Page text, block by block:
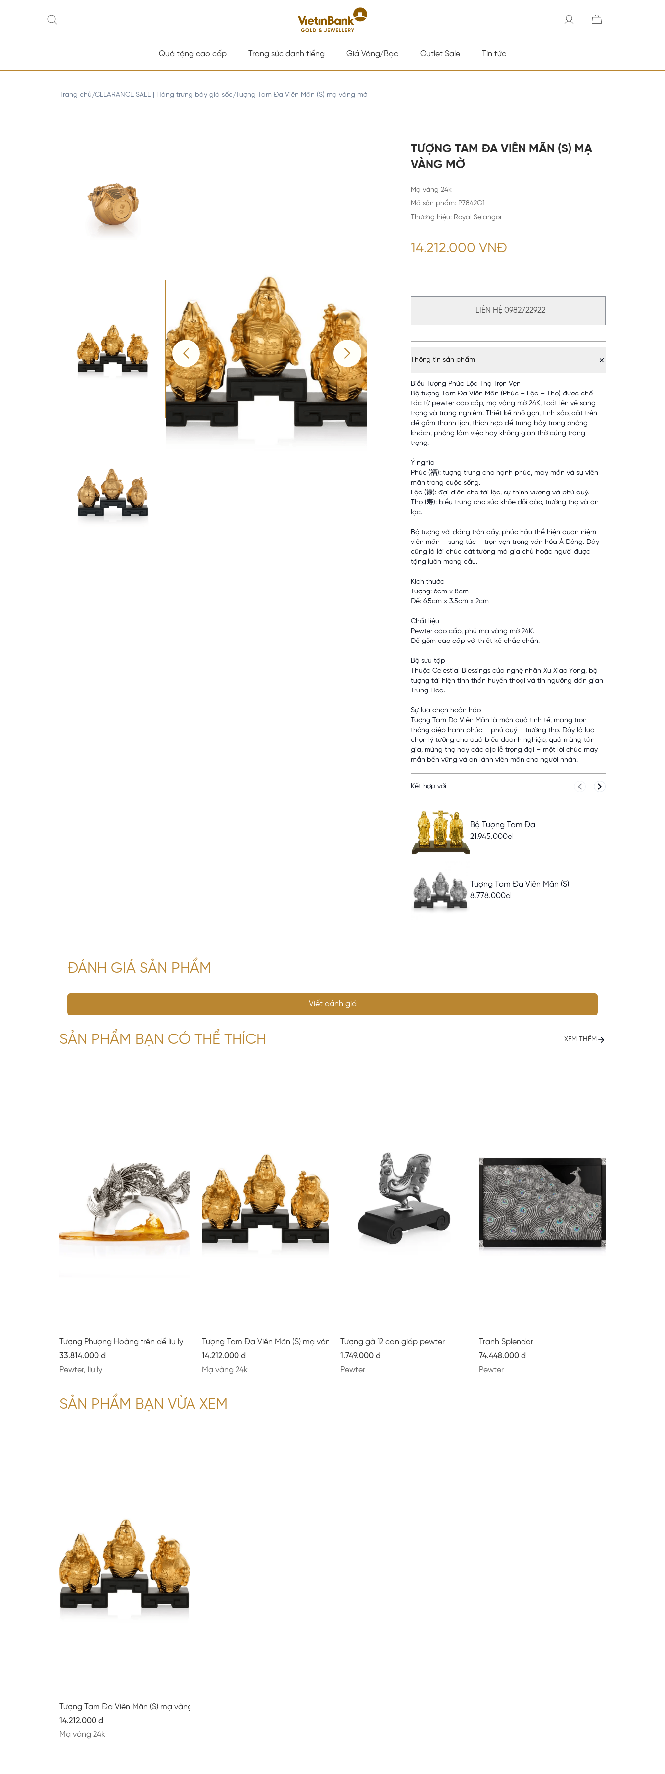
Quà tặng cao cấp Trang sức danh tiếng Giá Vàng/Bạc Outlet Sale Tin tức
Trang chủ/CLEARANCE SALE | Hàng trưng bày giá sốc/ Tượng Tam Đa Viên Mãn (S) mạ vàng mờ
TƯỢNG TAM ĐA VIÊN MÃN (S) MẠ
VÀNG MỜ
Mạ vàng 24k
Mã sản phẩm: P7842G1
Thương hiệu: Royal Selangor
14.212.000 VNĐ
LIÊN HỆ 0982722922
Thông tin sản phẩm
Biểu Tượng Phúc Lộc Thọ Trọn Vẹn
Bộ tượng Tam Đa Viên Mãn (Phúc – Lộc – Thọ) được chế
tác từ pewter cao cấp, mạ vàng mờ 24K, toát lên vẻ sang
trọng và trang nghiêm. Thiết kế nhỏ gọn, tinh xảo, đặt trên
đế gốm thanh lịch, thích hợp để trưng bày trong phòng
khách, phòng làm việc hay không gian thờ cúng trang
trọng.
Ý nghĩa
Phúc (福): tượng trưng cho hạnh phúc, may mắn và sự viên
mãn trong cuộc sống.
Lộc (禄): đại diện cho tài lộc, sự thịnh vượng và phú quý.
Thọ (寿): biểu trưng cho sức khỏe dồi dào, trường thọ và an
lạc.
Bộ tượng với dáng tròn đầy, phúc hậu thể hiện quan niệm
viên mãn – sung túc – trọn vẹn trong văn hóa Á Đông. Đây
cũng là lời chúc cát tường mà gia chủ hoặc người được
tặng luôn mong cầu.
Kích thước
Tượng: 6cm x 8cm
Đế: 6.5cm x 3.5cm x 2cm
Chất liệu
Pewter cao cấp, phủ mạ vàng mờ 24K.
Đế gốm cao cấp với thiết kế chắc chắn.
Bộ sưu tập
Thuộc Celestial Blessings của nghệ nhân Xu Xiao Yong, bộ
tượng tái hiện tinh thần huyền thoại và tín ngưỡng dân gian
Trung Hoa.
Sự lựa chọn hoàn hảo
Tượng Tam Đa Viên Mãn là món quà tinh tế, mang trọn
thông điệp hạnh phúc – phú quý – trường thọ. Đây là lựa
chọn lý tưởng cho quà biếu doanh nghiệp, quà mừng tân
gia, mừng thọ hay các dịp lễ trọng đại – một lời chúc may
mắn bền vững và an lành viên mãn cho người nhận.
Kết hợp với
Bộ Tượng Tam Đa
21.945.000đ
Tượng Tam Đa Viên Mãn (S)
8.778.000đ
Previous slide
Next slide
ĐÁNH GIÁ SẢN PHẨM
Viết đánh giá
SẢN PHẨM BẠN CÓ THỂ THÍCH XEM THÊM
Tượng Phượng Hoàng trên đế liu ly
33.814.000 đ
Pewter, liu ly
Tượng Tam Đa Viên Mãn (S) mạ vàng mờ
14.212.000 đ
Mạ vàng 24k
Tượng gà 12 con giáp pewter
1.749.000 đ
Pewter
Tranh Splendor
74.448.000 đ
Pewter
SẢN PHẨM BẠN VỪA XEM
Tượng Tam Đa Viên Mãn (S) mạ vàng mờ
14.212.000 đ
Mạ vàng 24k